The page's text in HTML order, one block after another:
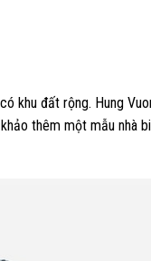
khu đất rộng. Hung
thêm một mẫu nhà